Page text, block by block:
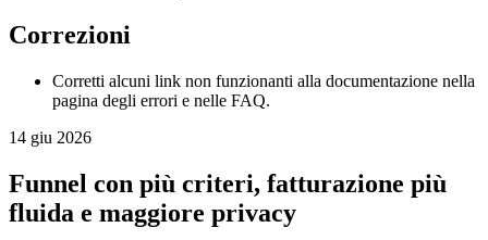
Correzioni
Corretti alcuni link non funzionanti alla documentazione nella
pagina degli errori e nelle FAQ.
14 giu 2026
Funnel con più criteri, fatturazione più
fluida e maggiore privacy